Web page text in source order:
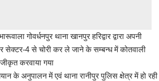
गोवर्धनपुर थाना खानपुर हरिद्वार द्वारा अपनी
सेक्टर-4 से चोरी कर ले जाने के सम्बन्ध में कोतवाली
करवाया गया
के अनुपालन में एवं थाना रानीपुर पुलिस क्षेत्र में हो रही